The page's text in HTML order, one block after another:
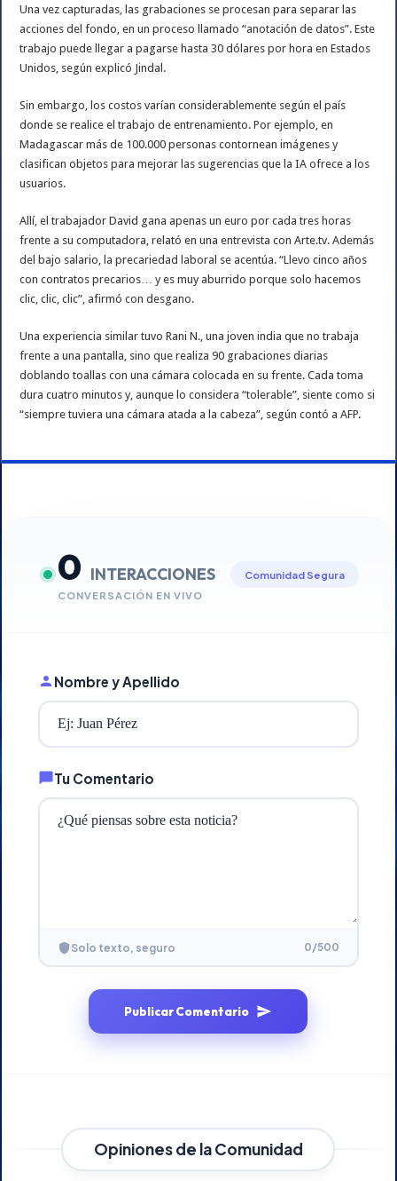
Una vez capturadas, las grabaciones se procesan para separar las
acciones del fondo, en un proceso llamado “anotación de datos”. Este
trabajo puede llegar a pagarse hasta 30 dólares por hora en Estados
Unidos, según explicó Jindal.
Sin embargo, los costos varían considerablemente según el país
donde se realice el trabajo de entrenamiento. Por ejemplo, en
Madagascar más de 100.000 personas contornean imágenes y
clasifican objetos para mejorar las sugerencias que la IA ofrece a los
usuarios.
Allí, el trabajador David gana apenas un euro por cada tres horas
frente a su computadora, relató en una entrevista con Arte.tv. Además
del bajo salario, la precariedad laboral se acentúa. “Llevo cinco años
con contratos precarios… y es muy aburrido porque solo hacemos
clic, clic, clic”, afirmó con desgano.
Una experiencia similar tuvo Rani N., una joven india que no trabaja
frente a una pantalla, sino que realiza 90 grabaciones diarias
doblando toallas con una cámara colocada en su frente. Cada toma
dura cuatro minutos y, aunque lo considera “tolerable”, siente como si
“siempre tuviera una cámara atada a la cabeza”, según contó a AFP.
0 INTERACCIONES
CONVERSACIÓN EN VIVO
Comunidad Segura
Nombre y Apellido
Tu Comentario
Solo texto, seguro 0/500
Publicar Comentario
Opiniones de la Comunidad